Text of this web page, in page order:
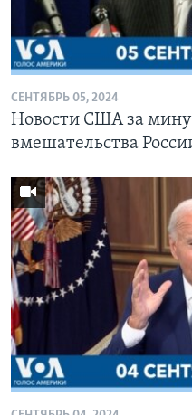
СЕНТЯБРЬ 05, 2024
Новости США за
вмешательства